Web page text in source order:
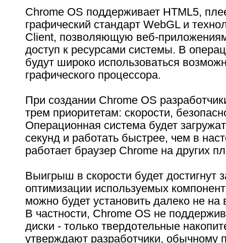
Chrome OS поддерживает HTML5,
графический стандарт WebGL и
Client, позволяющую веб-
доступ к ресурсами системы. В
будут широко использоваться
графического процессора.
При создании Chrome OS
трем приоритетам: скорости,
Операционная система будет
секунд и работать быстрее, чем в
работает браузер Chrome на других
Выигрыш в скорости будет достигнут
оптимизации используемых
можно будет установить далеко не
В частности, Chrome OS не
диски - только твердотельные
утверждают разработчики, обычному